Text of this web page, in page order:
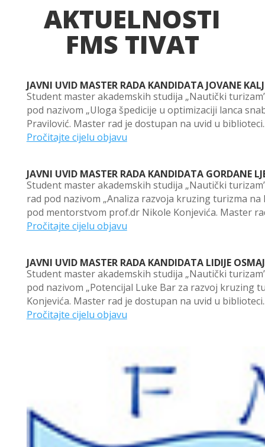
AKTUELNOSTI
FMS TIVAT
JAVNI UVID MASTER RADA KANDIDATA JOVANE
Student master akademskih studija „Nautički
pod nazivom „Uloga špedicije u optimizaciji lanca
Pravilović. Master rad je dostupan na uvid u
Pročitajte cijelu objavu
JAVNI UVID MASTER RADA KANDIDATA GORDANE
Student master akademskih studija „Nautički
rad pod nazivom „Analiza razvoja kruzing turizma
pod mentorstvom prof.dr Nikole Konjevića. Master
Pročitajte cijelu objavu
JAVNI UVID MASTER RADA KANDIDATA LIDIJE
Student master akademskih studija „Nautički
pod nazivom „Potencijal Luke Bar za razvoj kruzing
Konjevića. Master rad je dostupan na uvid u
Pročitajte cijelu objavu